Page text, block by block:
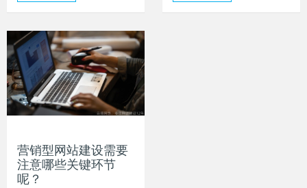
销的作用，那么营销型网站
是怎样吸引用户的呢？我们
从下列好多个层面开展深层
次讨论。
营销型网站建设需要
注意哪些关键环节
呢？